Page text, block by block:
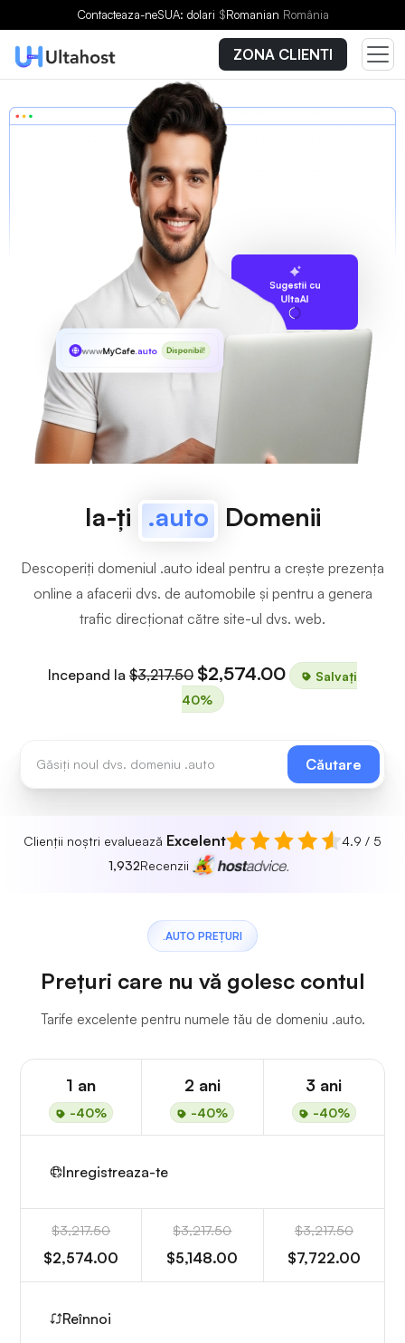
Contacteaza-neSUA: dolari $Romanian România
ZONA CLIENTI
Sugestii cu
UltaAI
wwwMyCafe.auto Disponibil!
Ia-ți .auto Domenii
Descoperiți domeniul .auto ideal pentru a crește prezența
online a afacerii dvs. de automobile și pentru a genera
trafic direcționat către site-ul dvs. web.
Incepand la $3,217.50 $2,574.00
Salvați
40%
Căutare
Clienții noștri evaluează Excelent
4.9 / 5
1,932Recenzii
.AUTO PREȚURI
Prețuri care nu vă golesc contul
Tarife excelente pentru numele tău de domeniu .auto.
1 an
-40%
2 ani
-40%
3 ani
-40%
Inregistreaza-te
$3,217.50
$2,574.00
$3,217.50
$5,148.00
$3,217.50
$7,722.00
Reînnoi